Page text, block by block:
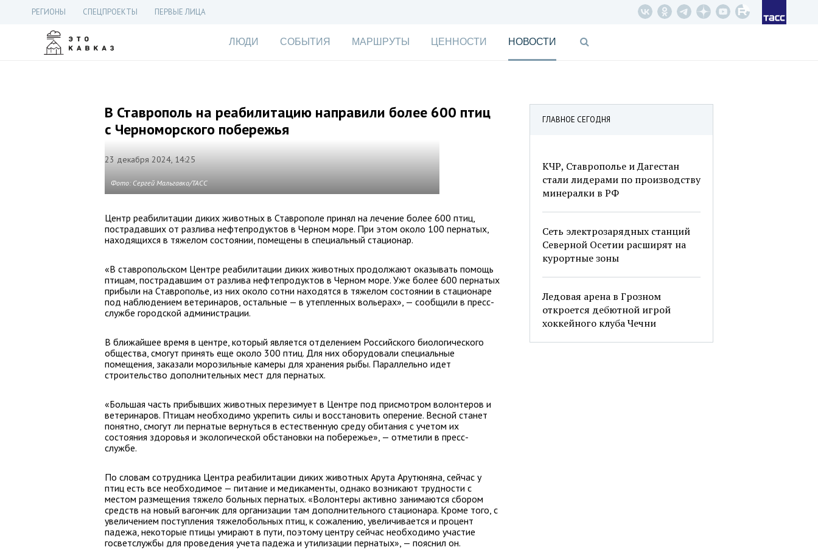
РЕГИОНЫ СПЕЦПРОЕКТЫ ПЕРВЫЕ ЛИЦА
ЛЮДИ СОБЫТИЯ МАРШРУТЫ ЦЕННОСТИ НОВОСТИ
ГЛАВНОЕ СЕГОДНЯ
КЧР, Ставрополье и Дагестан
стали лидерами по производству
минералки в РФ
Сеть электрозарядных станций
Северной Осетии расширят на
курортные зоны
Ледовая арена в Грозном
откроется дебютной игрой
хоккейного клуба Чечни
В Ставрополь на реабилитацию направили более 600 птиц
с Черноморского побережья
23 декабря 2024, 14:25
Фото: Сергей Мальгавко/ТАСС
Центр реабилитации диких животных в Ставрополе принял на лечение более 600 птиц,
пострадавших от разлива нефтепродуктов в Черном море. При этом около 100 пернатых,
находящихся в тяжелом состоянии, помещены в специальный стационар.
«В ставропольском Центре реабилитации диких животных продолжают оказывать помощь
птицам, пострадавшим от разлива нефтепродуктов в Черном море. Уже более 600 пернатых
прибыли на Ставрополье, из них около сотни находятся в тяжелом состоянии в стационаре
под наблюдением ветеринаров, остальные — в утепленных вольерах», — сообщили в пресс-
службе городской администрации.
В ближайшее время в центре, который является отделением Российского биологического
общества, смогут принять еще около 300 птиц. Для них оборудовали специальные
помещения, заказали морозильные камеры для хранения рыбы. Параллельно идет
строительство дополнительных мест для пернатых.
«Большая часть прибывших животных перезимует в Центре под присмотром волонтеров и
ветеринаров. Птицам необходимо укрепить силы и восстановить оперение. Весной станет
понятно, смогут ли пернатые вернуться в естественную среду обитания с учетом их
состояния здоровья и экологической обстановки на побережье», — отметили в пресс-
службе.
По словам сотрудника Центра реабилитации диких животных Арута Арутюняна, сейчас у
птиц есть все необходимое — питание и медикаменты, однако возникают трудности с
местом размещения тяжело больных пернатых. «Волонтеры активно занимаются сбором
средств на новый вагончик для организации там дополнительного стационара. Кроме того, с
увеличением поступления тяжелобольных птиц, к сожалению, увеличивается и процент
падежа, некоторые птицы умирают в пути, поэтому центру сейчас необходимо участие
госветслужбы для проведения учета падежа и утилизации пернатых», — пояснил он.